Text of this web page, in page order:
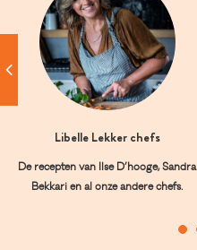
Libelle Lekker chefs
De recepten van Ilse D’hooge, Sandra
Bekkari en al onze andere chefs.